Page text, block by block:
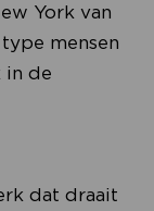
York van
mensen
in de
dat draait